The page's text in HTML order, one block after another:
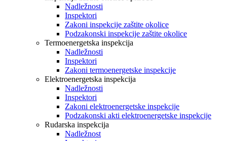
Nadležnosti
Inspektori
Zakoni inspekcije zaštite okolice
Podzakonski inspekcije zaštite okolice
Termoenergetska inspekcija
Nadležnosti
Inspektori
Zakoni termoenergetske inspekcije
Elektroenergetska inspekcija
Nadležnosti
Inspektori
Zakoni elektroenergetske inspekcije
Podzakonski akti elektroenergetske inspekcije
Rudarska inspekcija
Nadležnost